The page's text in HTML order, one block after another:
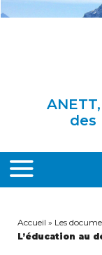
des
Accueil » Les
L’éducation au